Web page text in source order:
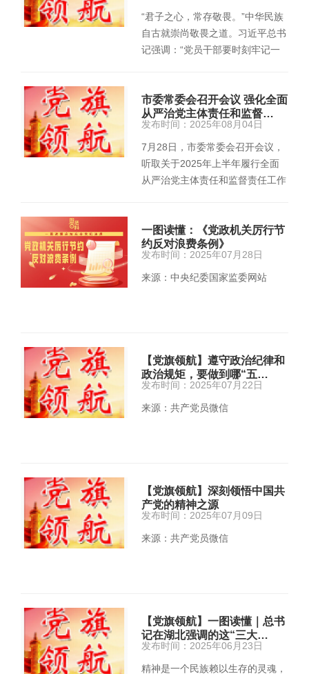
“君子之心，常存敬畏。”中华民族
自古就崇尚敬畏之道。习近平总书
记强调：“党员干部要时刻牢记一
市委常委会召开会议 强化全面
从严治党主体责任和监督…
发布时间：2025年08月04日
7月28日，市委常委会召开会议，
听取关于2025年上半年履行全面
从严治党主体责任和监督责任工作
一图读懂：《党政机关厉行节
约反对浪费条例》
发布时间：2025年07月28日
来源：中央纪委国家监委网站
【党旗领航】遵守政治纪律和
政治规矩，要做到哪“五…
发布时间：2025年07月22日
来源：共产党员微信
【党旗领航】深刻领悟中国共
产党的精神之源
发布时间：2025年07月09日
来源：共产党员微信
【党旗领航】一图读懂｜总书
记在湖北强调的这“三大…
发布时间：2025年06月23日
精神是一个民族赖以生存的灵魂，